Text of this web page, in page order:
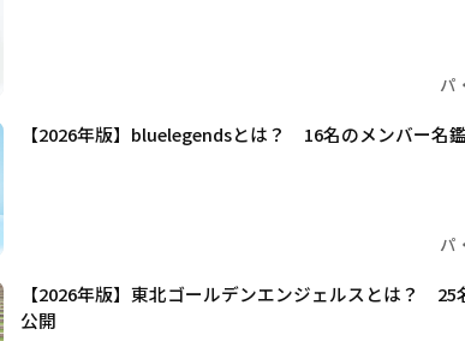
パ
【2026年版】bluelegendsとは？ 16名のメンバー名
パ
【2026年版】東北ゴールデンエンジェルスとは？ 25
公開